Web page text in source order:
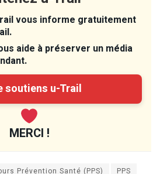
vous informe gratuitement
aide à préserver un média
soutiens u-Trail
MERCI !
Prévention Santé (PPS) PPS